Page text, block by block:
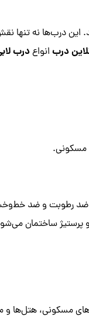
این درب‌ها نه
درب انواع درب
مسکونی.
ضد رطوبت و ضد
پرستیژ ساختمان
مسکونی، هتل‌ها